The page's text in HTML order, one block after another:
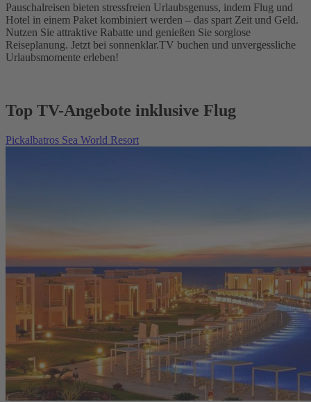
Pauschalreisen bieten stressfreien Urlaubsgenuss, indem Flug und
Hotel in einem Paket kombiniert werden – das spart Zeit und Geld.
Nutzen Sie attraktive Rabatte und genießen Sie sorglose
Reiseplanung. Jetzt bei sonnenklar.TV buchen und unvergessliche
Urlaubsmomente erleben!
Top TV-Angebote inklusive Flug
Pickalbatros Sea World Resort